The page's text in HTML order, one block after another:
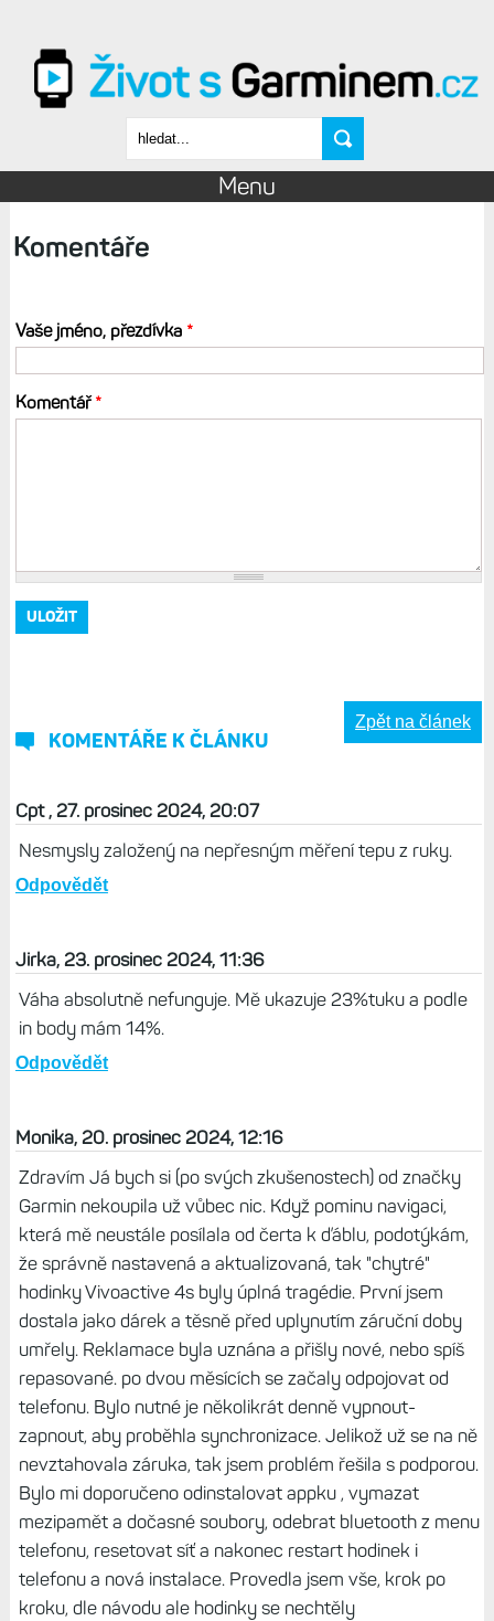
Vyhledávání
Menu
Komentáře
Vaše jméno, přezdívka *
Komentář*
KOMENTÁŘE K ČLÁNKU
Zpět na článek
Cpt , 27. prosinec 2024, 20:07
Nesmysly založený na nepřesným měření tepu z ruky.
Odpovědět
Jirka, 23. prosinec 2024, 11:36
Váha absolutně nefunguje. Mě ukazuje 23%tuku a podle
in body mám 14%.
Odpovědět
Monika, 20. prosinec 2024, 12:16
Zdravím Já bych si (po svých zkušenostech) od značky
Garmin nekoupila už vůbec nic. Když pominu navigaci,
která mě neustále posílala od čerta k ďáblu, podotýkám,
že správně nastavená a aktualizovaná, tak "chytré"
hodinky Vivoactive 4s byly úplná tragédie. První jsem
dostala jako dárek a těsně před uplynutím záruční doby
umřely. Reklamace byla uznána a přišly nové, nebo spíš
repasované. po dvou měsících se začaly odpojovat od
telefonu. Bylo nutné je několikrát denně vypnout-
zapnout, aby proběhla synchronizace. Jelikož už se na ně
nevztahovala záruka, tak jsem problém řešila s podporou.
Bylo mi doporučeno odinstalovat appku , vymazat
mezipamět a dočasné soubory, odebrat bluetooth z menu
telefonu, resetovat síť a nakonec restart hodinek i
telefonu a nová instalace. Provedla jsem vše, krok po
kroku, dle návodu ale hodinky se nechtěly